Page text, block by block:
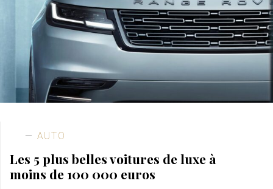
AUTO
Les 5 plus belles voitures de luxe à
moins de 100 000 euros